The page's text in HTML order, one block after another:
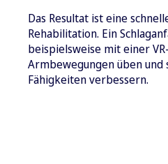
Das Resultat ist eine
Rehabilitation. Ein
beispielsweise mit einer
Armbewegungen üben
Fähigkeiten verbessern.